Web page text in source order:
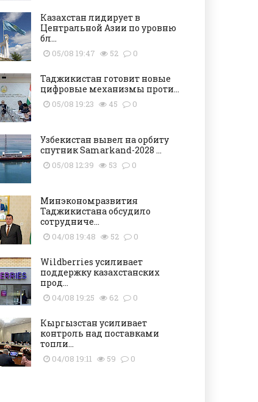
Казахстан лидирует в
Центральной Азии по уровню
бл...
05/08 19:47 52 0
Таджикистан готовит новые
цифровые механизмы проти...
05/08 19:23 45 0
Узбекистан вывел на орбиту
спутник Samarkand-2028 ...
05/08 12:39 53 0
Минэкономразвития
Таджикистана обсудило
сотрудниче...
04/08 19:48 52 0
Wildberries усиливает
поддержку казахстанских
прод...
04/08 19:25 62 0
Кыргызстан усиливает
контроль над поставками
топли...
04/08 19:11 59 0